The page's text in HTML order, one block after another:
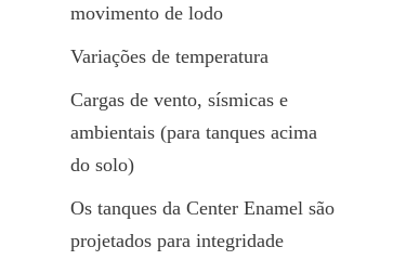
movimento de lodo
Variações de temperatura
Cargas de vento, sísmicas e
ambientais (para tanques acima
do solo)
Os tanques da Center Enamel são
projetados para integridade